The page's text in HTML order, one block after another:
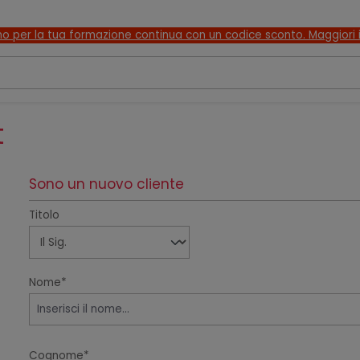
per la tua formazione continua con un codice sconto. Maggiori
Sono un nuovo cliente
Informazioni personali
Titolo
Nome*
Cognome*